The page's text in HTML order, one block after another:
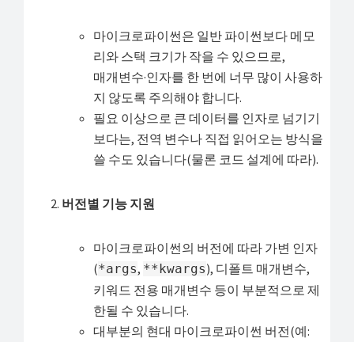
마이크로파이썬은 일반 파이썬보다 메모
리와 스택 크기가 작을 수 있으므로,
매개변수·인자를 한 번에 너무 많이 사용하
지 않도록 주의해야 합니다.
필요 이상으로 큰 데이터를 인자로 넘기기
보다는, 전역 변수나 직접 읽어오는 방식을
쓸 수도 있습니다(물론 코드 설계에 따라).
버전별 기능 지원
마이크로파이썬의 버전에 따라 가변 인자
(*args, **kwargs), 디폴트 매개변수,
키워드 전용 매개변수 등이 부분적으로 제
한될 수 있습니다.
대부분의 현대 마이크로파이썬 버전(예: